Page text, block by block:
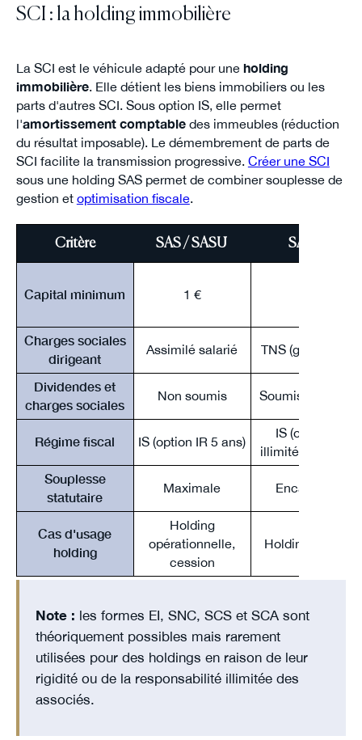
SCI : la holding immobilière
La SCI est le véhicule adapté pour une holding
immobilière. Elle détient les biens immobiliers ou les
parts d'autres SCI. Sous option IS, elle permet
l'amortissement comptabledes immeubles (réduction
du résultat imposable). Le démembrement de parts de
SCI facilite la transmission progressive. Créer une SCI
sous une holding SAS permet de combiner souplesse de
gestion et optimisation fiscale.
Critère SAS / SASU SARL /
Capital minimum 1 €
Charges sociales
dirigeant
Assimilé salarié TNS (gérant
Dividendes et
charges sociales
Non soumis Soumis au-delà
Régime fiscal IS (option IR 5 ans)
IS (option IR 5
illimitée SARL
Souplesse
statutaire
Maximale Encadrée par
Cas d'usage
holding
Holding
opérationnelle,
cession
Holding
Note : les formes EI, SNC, SCS et SCA sont
théoriquement possibles mais rarement
utilisées pour des holdings en raison de leur
rigidité ou de la responsabilité illimitée des
associés.